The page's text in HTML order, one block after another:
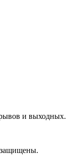
и выходных.